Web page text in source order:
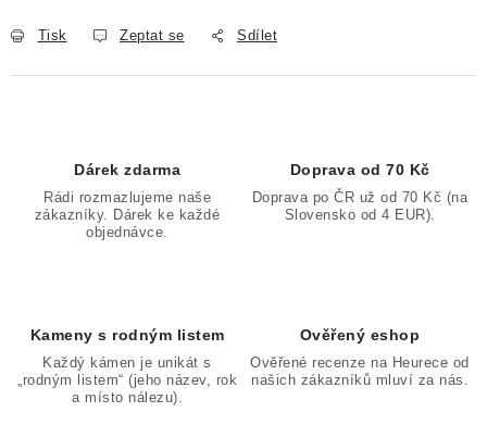
Tisk Zeptat se Sdílet
Dárek zdarma
Rádi rozmazlujeme naše
zákazníky. Dárek ke každé
objednávce.
Doprava od 70 Kč
Doprava po ČR už od 70 Kč (na
Slovensko od 4 EUR).
Kameny s rodným listem
Každý kámen je unikát s
„rodným listem“ (jeho název, rok
a místo nálezu).
Ověřený eshop
Ověřené recenze na Heurece od
našich zákazníků mluví za nás.